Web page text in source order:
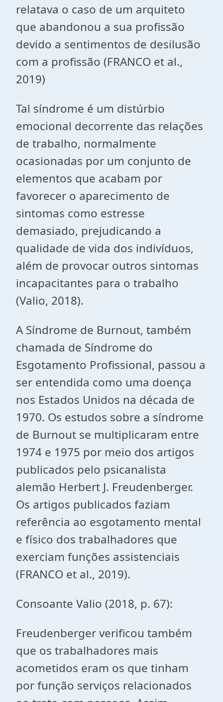
relatava o caso de um arquiteto
que abandonou a sua profissão
devido a sentimentos de desilusão
com a profissão (FRANCO et al.,
2019)
Tal síndrome é um distúrbio
emocional decorrente das relações
de trabalho, normalmente
ocasionadas por um conjunto de
elementos que acabam por
favorecer o aparecimento de
sintomas como estresse
demasiado, prejudicando a
qualidade de vida dos indivíduos,
além de provocar outros sintomas
incapacitantes para o trabalho
(Valio, 2018).
A Síndrome de Burnout, também
chamada de Síndrome do
Esgotamento Profissional, passou a
ser entendida como uma doença
nos Estados Unidos na década de
1970. Os estudos sobre a síndrome
de Burnout se multiplicaram entre
1974 e 1975 por meio dos artigos
publicados pelo psicanalista
alemão Herbert J. Freudenberger.
Os artigos publicados faziam
referência ao esgotamento mental
e físico dos trabalhadores que
exerciam funções assistenciais
(FRANCO et al., 2019).
Consoante Valio (2018, p. 67):
Freudenberger verificou também
que os trabalhadores mais
acometidos eram os que tinham
por função serviços relacionados